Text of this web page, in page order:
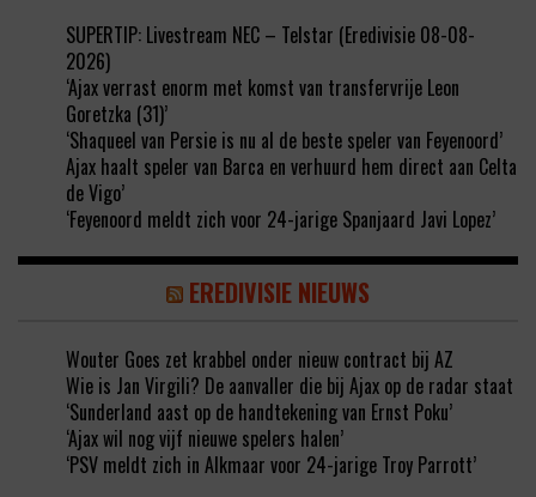
SUPERTIP: Livestream NEC – Telstar (Eredivisie 08-08-
2026)
‘Ajax verrast enorm met komst van transfervrije Leon
Goretzka (31)’
‘Shaqueel van Persie is nu al de beste speler van Feyenoord’
Ajax haalt speler van Barca en verhuurd hem direct aan Celta
de Vigo’
‘Feyenoord meldt zich voor 24-jarige Spanjaard Javi Lopez’
EREDIVISIE NIEUWS
Wouter Goes zet krabbel onder nieuw contract bij AZ
Wie is Jan Virgili? De aanvaller die bij Ajax op de radar staat
‘Sunderland aast op de handtekening van Ernst Poku’
‘Ajax wil nog vijf nieuwe spelers halen’
‘PSV meldt zich in Alkmaar voor 24-jarige Troy Parrott’